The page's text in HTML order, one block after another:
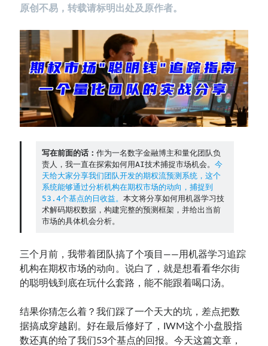
码）
我拿Reddit上高赞的趋势策略，认真跑了一遍回测（附代码）
老余看市：长鑫4万亿，A股却蒸发12.4万亿
普通人的5个常见投资错误，可能让你多干12年才能退休
Contact：
原创不易，转载请标明出处及原作者。
写在前面的话： 作为一名数字金融博主和量化团队负
责人，我一直在探索如何用AI技术捕捉市场机会。 今
天给大家分享我们团队开发的期权流预测系统，这个
系统能够通过分析机构在期权市场的动向，捕捉到
53.4个基点的日收益。 本文将分享如何用机器学习技
术解码期权数据，构建完整的预测框架，并给出当前
市场的具体机会分析。
三个月前，我带着团队搞了个项目——用机器学习追踪
机构在期权市场的动向。说白了，就是想看看华尔街
的聪明钱到底在玩什么套路，能不能跟着喝口汤。
结果你猜怎么着？我们踩了一个天大的坑，差点把数
据搞成穿越剧。好在最后修好了，IWM这个小盘股指
数还真的给了我们53个基点的回报。今天这篇文章，